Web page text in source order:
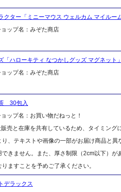
クター「ミニーマウス ウェルカム マイル
ップ名：みぞた商店
「ハローキティ なつかしグッズ マグネット
ップ名：みぞた商店
30包入
ップ名：お買い物だねっと！
販売と在庫を共有しているため、タイミン
り、テキストや画像の一部がお届け商品と
きません。また、厚さ制限（2cm以下）
ますことを予めご了承ください。
デラックス